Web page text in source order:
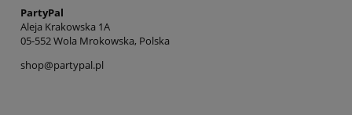
PartyPal
Aleja Krakowska 1A
05-552 Wola Mrokowska, Polska
shop@partypal.pl